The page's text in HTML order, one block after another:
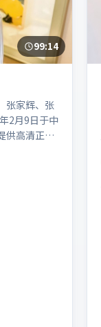
99:14
张家辉、张
2月9日于中
供高清正版
集，节奏
。本片适
中国香
词的影迷